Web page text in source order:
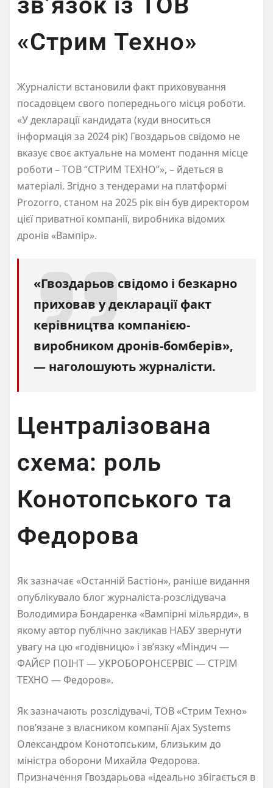
«Стрим Техно»
Журналісти встановили факт приховування
посадовцем свого попереднього місця роботи.
«У декларації кандидата (куди вноситься
інформація за 2024 рік) Гвоздарьов свідомо не
вказує своє актуальне на момент подання місце
роботи – ТОВ “СТРИМ ТЕХНО”», – йдеться в
матеріалі. Згідно з тендерами на платформі
Prozorro, станом на 2025 рік він був директором
цієї приватної компанії, виробника відомих
дронів «Вампір».
«Гвоздарьов свідомо і безкарно
приховав у декларації факт
керівництва компанією-
виробником дронів-бомберів»,
— наголошують журналісти.
Централізована
схема: роль
Конотопського та
Федорова
Як зазначає «Останній Бастіон», раніше видання
опублікувало блог журналіста-розслідувача
Володимира Бондаренка «Вампірні мільярди», в
якому автор публічно закликав НАБУ звернути
увагу на цю «годівницю» і зв’язку «Міндич —
ФАЙЄР ПОІНТ — УКРОБОРОНСЕРВІС — СТРІМ
ТЕХНО — Федоров».
Як зазначають розслідувачі, ТОВ «Стрим Техно»
пов’язане з власником компанії Ajax Systems
Олександром Конотопським, близьким до
міністра оборони Михайла Федорова.
Призначення Гвоздарьова «ідеально збігається в